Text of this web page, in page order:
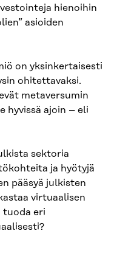
hienoihin
asioiden
on yksinkertaisesti
ohitettavaksi.
metaversumin
hyvissä ajoin – eli
sektoria
ja hyötyjä
pääsyä julkisten
virtuaalisen
tuoda eri